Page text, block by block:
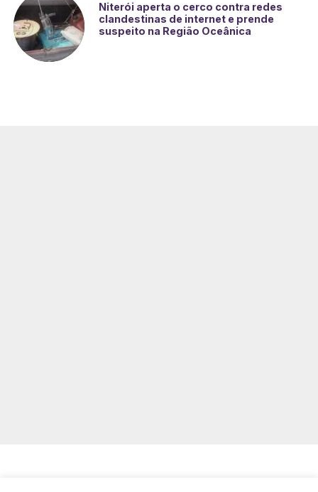
Niterói aperta o cerco contra redes
clandestinas de internet e prende
suspeito na Região Oceânica